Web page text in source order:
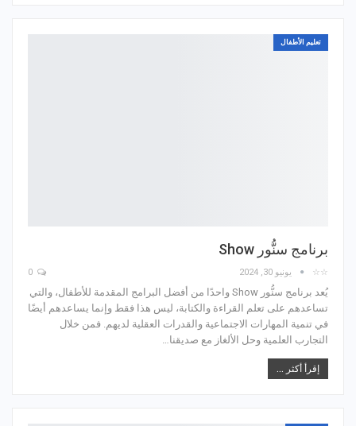
تعليم الأطفال
برنامج سنُّور Show
☆☆ يونيو 30, 2024
يُعد برنامج سنُّور Show واحدًا من أفضل البرامج المقدمة للأطفال، والتي
تساعدهم على تعلم القراءة والكتابة، ليس هذا فقط وإنما يساعدهم أيضًا
في تنمية المهارات الاجتماعية والقدرات العقلية لديهم. فمن خلال
التجارب العلمية وحل الألغاز مع صديقنا…
إقرأ أكثر ...